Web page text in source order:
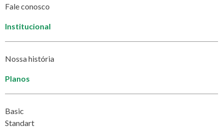
Fale conosco
Institucional
Nossa história
Planos
Basic
Standart